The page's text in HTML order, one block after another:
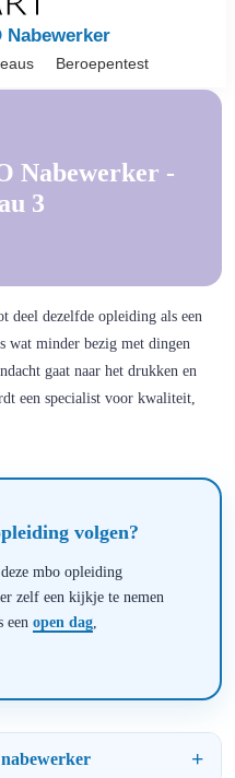
Nabewerker
Beroepentest
Nabewerker -
3
deel dezelfde opleiding als een
wat minder bezig met dingen
gaat naar het drukken en
een specialist voor kwaliteit,
volgen?
mbo opleiding
zelf een kijkje te nemen
een open dag